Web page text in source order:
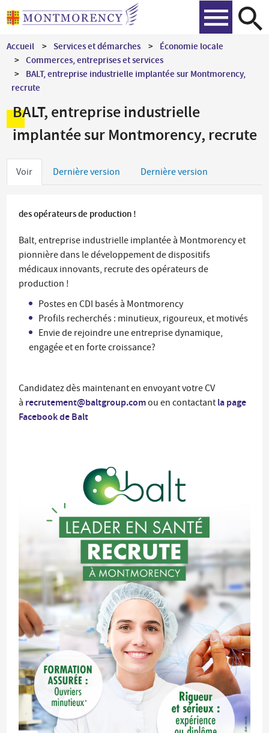
Aller
au
principal
Accueil Services et démarches
Économie locale
Commerces, entreprises et services
BALT, entreprise industrielle implantée sur Montmorency,
recrute
BALT, entreprise industrielle
implantée sur Montmorency, recrute
Onglets
Voir Dernière version Dernière version
des opérateurs de production !
Balt, entreprise industrielle implantée à Montmorency et
pionnière dans le développement de dispositifs
médicaux innovants, recrute des opérateurs de
production !
Postes en CDI basés à Montmorency
Profils recherchés : minutieux, rigoureux, et motivés
Envie de rejoindre une entreprise dynamique,
engagée et en forte croissance?
Candidatez dès maintenant en envoyant votre CV
à recrutement@baltgroup.comou en contactant la page
Facebook de Balt